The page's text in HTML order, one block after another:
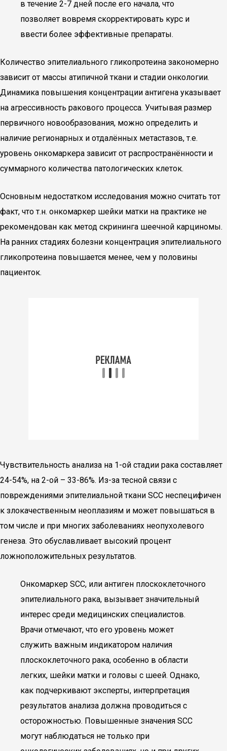
в течение 2-7 дней после его начала, что
позволяет вовремя скорректировать курс и
ввести более эффективные препараты.
Количество эпителиального гликопротеина закономерно
зависит от массы атипичной ткани и стадии онкологии.
Динамика повышения концентрации антигена указывает
на агрессивность ракового процесса. Учитывая размер
первичного новообразования, можно определить и
наличие регионарных и отдалённых метастазов, т.е.
уровень онкомаркера зависит от распространённости и
суммарного количества патологических клеток.
Основным недостатком исследования можно считать тот
факт, что т.н. онкомаркер шейки матки на практике не
рекомендован как метод скрининга шеечной карциномы.
На ранних стадиях болезни концентрация эпителиального
гликопротеина повышается менее, чем у половины
пациенток.
Чувствительность анализа на 1-ой стадии рака составляет
24-54%, на 2-ой – 33-86%. Из-за тесной связи с
повреждениями эпителиальной ткани SCC неспецифичен
к злокачественным неоплазиям и может повышаться в
том числе и при многих заболеваниях неопухолевого
генеза. Это обуславливает высокий процент
ложноположительных результатов.
Онкомаркер SCC, или антиген плоскоклеточного
эпителиального рака, вызывает значительный
интерес среди медицинских специалистов.
Врачи отмечают, что его уровень может
служить важным индикатором наличия
плоскоклеточного рака, особенно в области
легких, шейки матки и головы с шеей. Однако,
как подчеркивают эксперты, интерпретация
результатов анализа должна проводиться с
осторожностью. Повышенные значения SCC
могут наблюдаться не только при